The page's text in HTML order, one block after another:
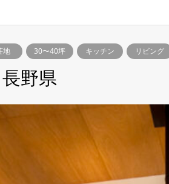
地 30〜40坪 キッチン リビング
野県